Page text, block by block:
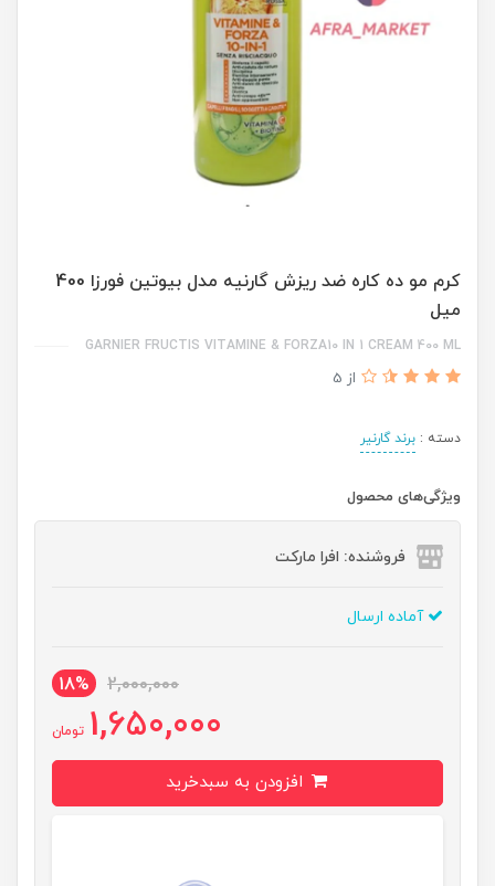
کرم مو ده کاره ضد ریزش گارنیه مدل بیوتین فورزا 400
میل
GARNIER FRUCTIS VITAMINE & FORZA10 IN 1 CREAM 400 ML
از 5
دسته : برند گارنیر
ویژگی‌های محصول
فروشنده: افرا مارکت
آماده ارسال
2,000,000
18%
1,650,000 تومان